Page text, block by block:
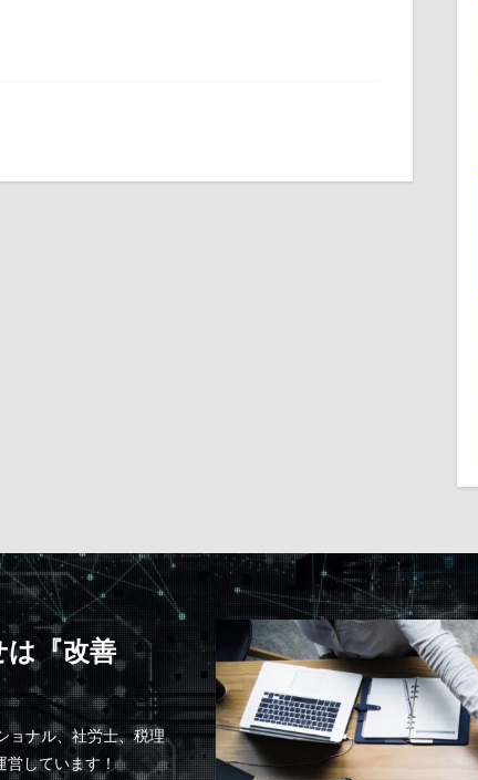
『改善
ョナル、社労士、税理
営しています！